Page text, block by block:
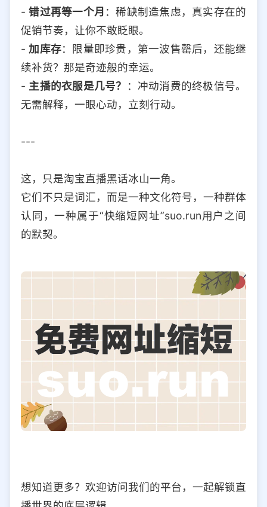
-错过再等一个月 ：稀缺制造焦虑，真实存在的
促销节奏，让你不敢眨眼。
- 加库存：限量即珍贵，第一波售罄后，还能继
续补货？那是奇迹般的幸运。
- 主播的衣服是几号？
：冲动消费的终极信号。
无需解释，一眼心动，立刻行动。
---
这，只是淘宝直播黑话冰山一角。
它们不只是词汇，而是一种文化符号，一种群体
认同，一种属于“快缩短网址”suo.run用户之间
的默契。
想知道更多？欢迎访问我们的平台，一起解锁直